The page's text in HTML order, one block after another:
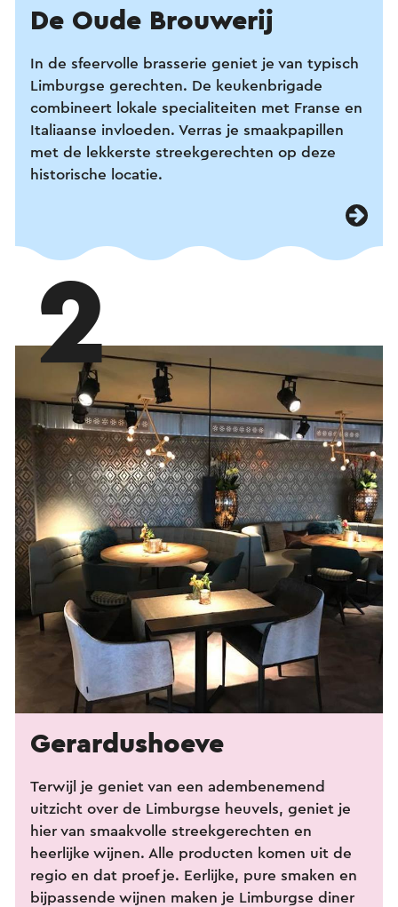
De Oude Brouwerij
In de sfeervolle brasserie geniet je van typisch
Limburgse gerechten. De keukenbrigade
combineert lokale specialiteiten met Franse en
Italiaanse invloeden. Verras je smaakpapillen
met de lekkerste streekgerechten op deze
historische locatie.
2
Gerardushoeve
Terwijl je geniet van een adembenemend
uitzicht over de Limburgse heuvels, geniet je
hier van smaakvolle streekgerechten en
heerlijke wijnen. Alle producten komen uit de
regio en dat proef je. Eerlijke, pure smaken en
bijpassende wijnen maken je Limburgse diner